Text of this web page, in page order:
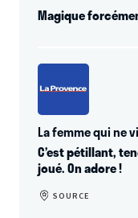
Magique
La femme qui ne
C’est pétillant,
joué. On adore !
SOURCE